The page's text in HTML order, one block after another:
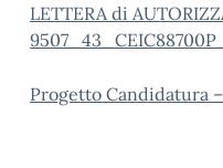
LETTERA di
Progetto Candidatura